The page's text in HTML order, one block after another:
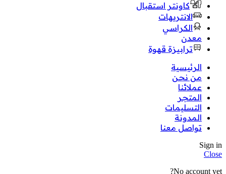
كاونتر استقبال
الانتريهات
الكراسي
معدن
ترابيزة قهوة
الرئيسية
من نحن
عملائنا
المتجر
التسليمات
المدونة
تواصل معنا
Sign in
Close
No account yet?